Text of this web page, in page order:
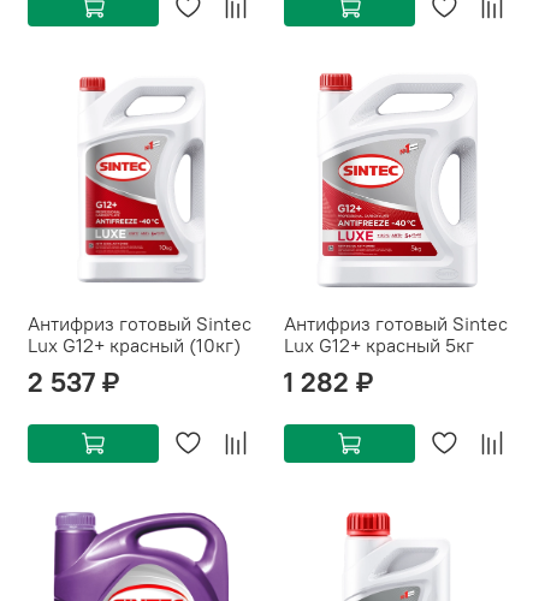
Антифриз готовый Sintec
Lux G12+ красный (10кг)
2 537 ₽
Антифриз готовый Sintec
Lux G12+ красный 5кг
1 282 ₽